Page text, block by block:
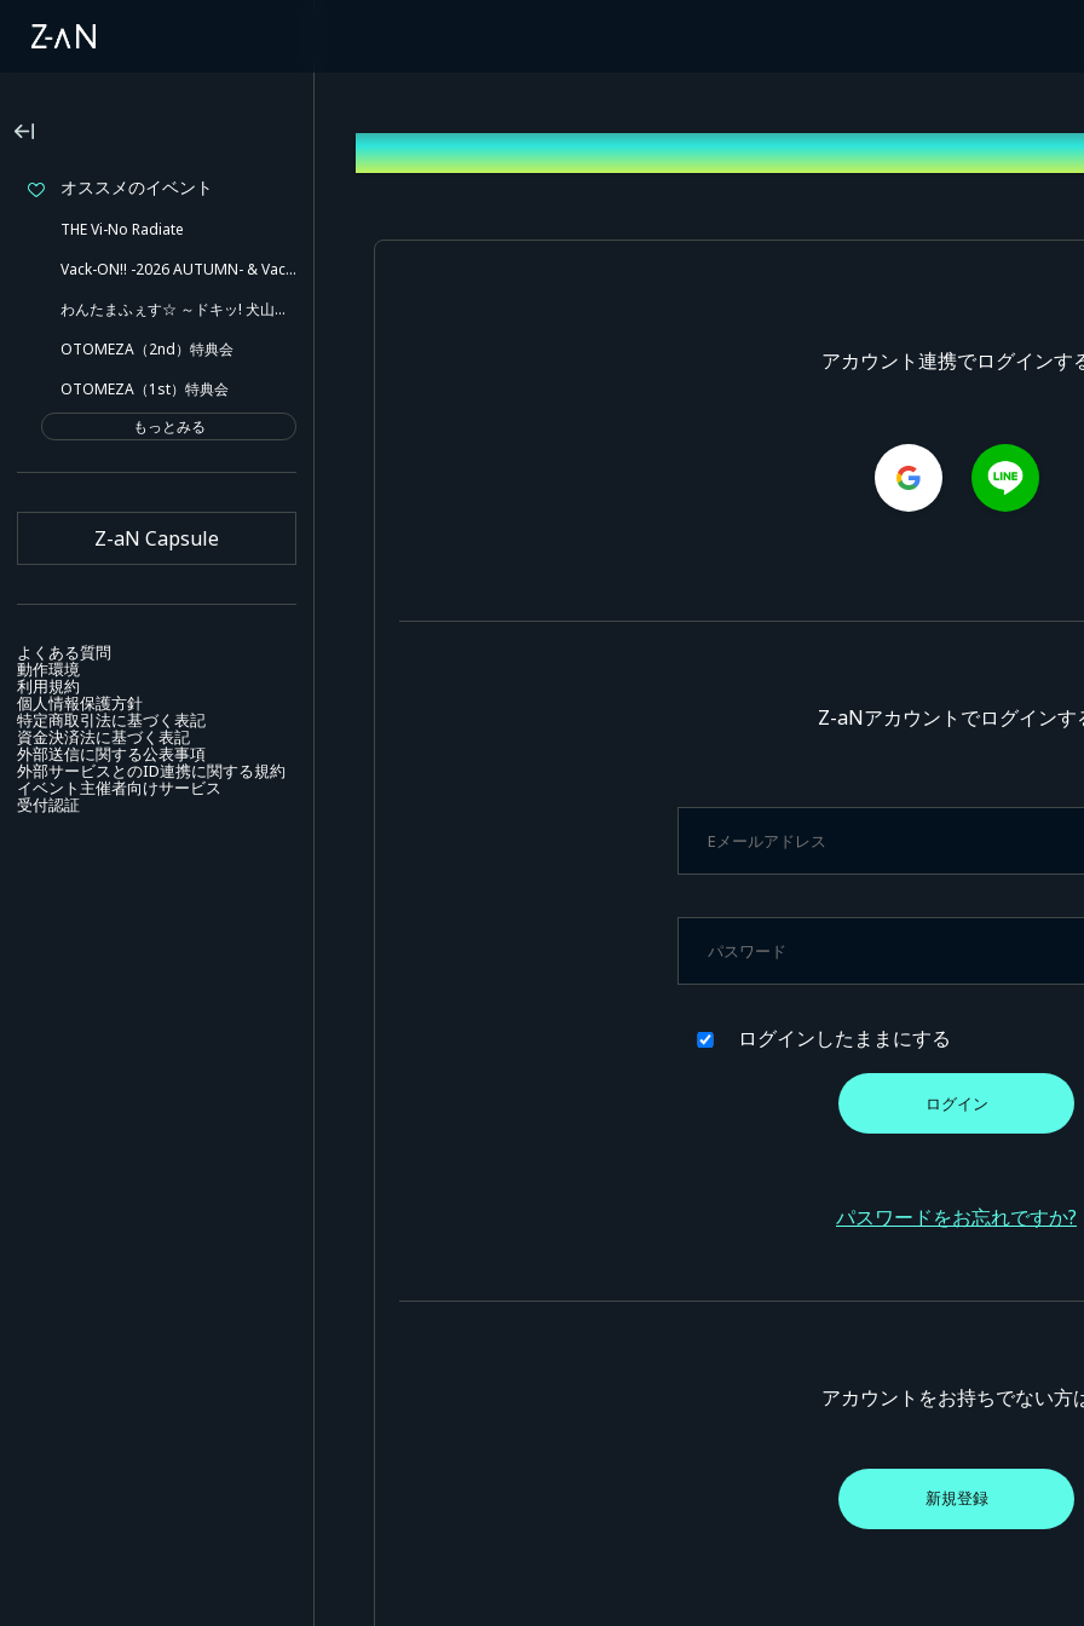
オススメのイベント
THE Vi-No Radiate
Vack-ON!! -2026 AUTUMN- & Vack-ON!! -Blink side-
わんたまふぇす☆ ～ドキッ! 犬山たまきと愉快な仲間たち!! ポロリもあるよ～
OTOMEZA（2nd）特典会
OTOMEZA（1st）特典会
もっとみる
Z-aN Capsule
よくある質問
動作環境
利用規約
個人情報保護方針
特定商取引法に基づく表記
資金決済法に基づく表記
外部送信に関する公表事項
外部サービスとのID連携に関する規約
イベント主催者向けサービス
受付認証
ログイン
アカウント連携でログインす
Z-aNアカウントでログインす
ログインしたままにする
パスワードをお忘れですか?
アカウントをお持ちでない方
新規登録